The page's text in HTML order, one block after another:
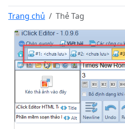
Trang chủ Thẻ Tag